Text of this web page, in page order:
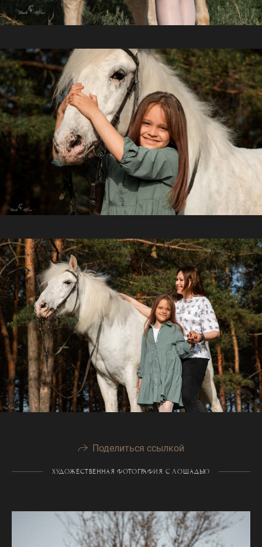
Поделиться ссылкой
ХУДОЖЕСТВЕННАЯ ФОТОГРАФИЯ С ЛОШАДЬЮ